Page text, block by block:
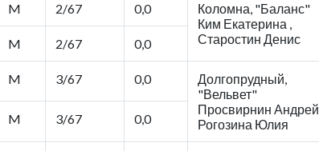
M 2/67 0,0
Коломна, "Баланс"
Ким Екатерина ,
Старостин Денис
M 2/67 0,0
M 3/67 0,0
Долгопрудный,
"Вельвет"
Просвирнин
Рогозина Юлия
M 3/67 0,0